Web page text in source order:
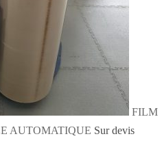
FILM
AUTOMATIQUE Sur devis